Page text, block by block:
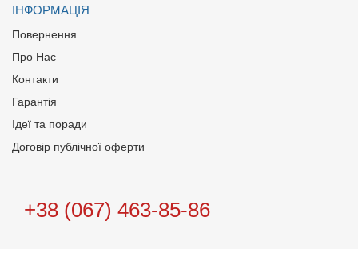
ІНФОРМАЦІЯ
Повернення
Про Нас
Контакти
Гарантія
Ідеї та поради
Договір публічної оферти
+38 (067) 463-85-86